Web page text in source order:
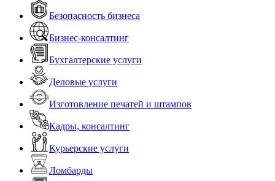
Безопасность бизнеса
Бизнес-консалтинг
Бухгалтерские услуги
Деловые услуги
Изготовление печатей и штампов
Кадры, консалтинг
Курьерские услуги
Ломбарды